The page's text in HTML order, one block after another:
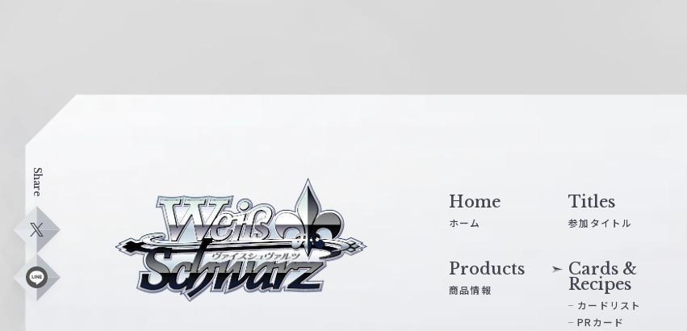
Share
X
L
ス
Home
ホーム
Titles
参加タイトル
Products
商品情報
Cards &
Recipes
カードリスト
PRカード